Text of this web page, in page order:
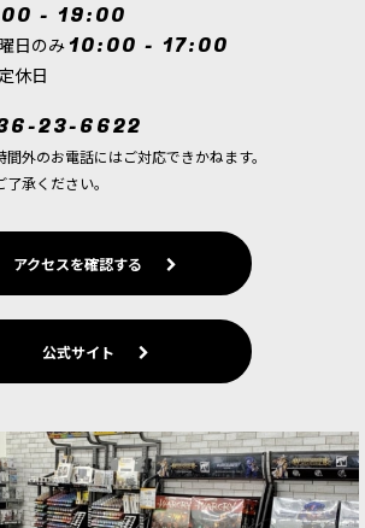
- 19:00
日のみ 10:00 - 17:00
休日
23-6622
間外のお電話にはご対応できかねます。
了承ください。
アクセスを確認する
公式サイト